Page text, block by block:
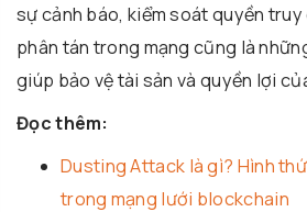
sự cảnh báo, kiểm soát quyền
phân tán trong mạng cũng là
giúp bảo vệ tài sản và quyền lợi
Đọc thêm:
Dusting Attack là gì? Hình
trong mạng lưới blockchain